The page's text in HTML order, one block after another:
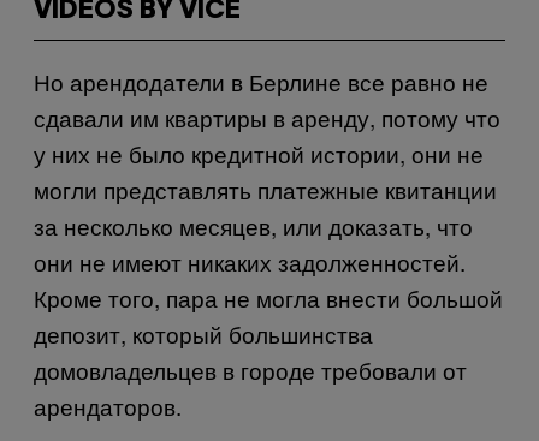
VIDEOS BY VICE
Но арендодатели в Берлине все равно не
сдавали им квартиры в аренду, потому что
у них не было кредитной истории, они не
могли представлять платежные квитанции
за несколько месяцев, или доказать, что
они не имеют никаких задолженностей.
Кроме того, пара не могла внести большой
депозит, который большинства
домовладельцев в городе требовали от
арендаторов.